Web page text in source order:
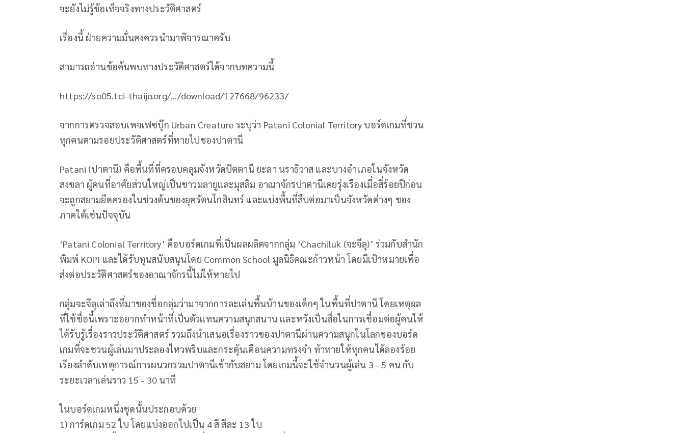
จะยังไม่รู้ข้อเท็จจริงทางประวัติศาสตร์
เรื่องนี้ ฝ่ายความมั่นคงควรนำมาพิจารณาครับ
สามารถอ่านข้อค้นพบทางประวัติศาสตร์ได้จากบทความนี้
https://so05.tci-thaijo.org/.../download/127668/96233/
จากการตรวจสอบเพจเฟซบุ๊ก Urban Creature ระบุว่า Patani Colonial​ Territory บอร์ดเกมที่ชวน
ทุกคนตามรอยประวัติศาสตร์ที่หายไปของปาตานี
Patani (ปาตานี) คือพื้นที่ที่ครอบคลุมจังหวัดปัตตานี ยะลา นราธิวาส และบางอำเภอในจังหวัด
สงขลา ผู้คนที่อาศัยส่วนใหญ่เป็นชาวมลายูและมุสลิม อาณาจักรปาตานีเคยรุ่งเรืองเมื่อสี่ร้อยปีก่อน
จะถูกสยามยึดครองในช่วงต้นของยุครัตนโกสินทร์ และแบ่งพื้นที่สืบต่อมาเป็นจังหวัดต่างๆ ของ
ภาคใต้เช่นปัจจุบัน
‘Patani Colonial​ Territory’ คือบอร์ดเกมที่เป็นผลผลิตจากกลุ่ม ‘Chachiluk​ (จะจีลุ)’ ร่วมกับสำนัก
พิมพ์ KOPI และได้รับทุนสนับสนุนโดย Common School มูลนิธิคณะก้าวหน้า โดยมีเป้าหมายเพื่อ
ส่งต่อประวัติศาสตร์ของอาณาจักรนี้ไม่ให้หายไป
กลุ่มจะจีลุเล่าถึงที่มาของชื่อกลุ่มว่ามาจากการละเล่นพื้นบ้านของเด็กๆ ในพื้นที่ปาตานี โดยเหตุผล
ที่ใช้ชื่อนี้เพราะอยากทำหน้าที่เป็นตัวแทนความสนุกสนาน และหวังเป็นสื่อในการเชื่อมต่อผู้คนให้
ได้รับรู้เรื่องราวประวัติศาสตร์ รวมถึงนำเสนอเรื่องราวของปาตานีผ่านความสนุกในโลกของบอร์ด
เกมที่จะชวนผู้เล่นมาประลองไหวพริบและกระตุ้นเตือนความทรงจำ ​ท้าทายให้ทุกคนได้ลองร้อย
เรียงลำดับเหตุการณ์​การผนวก​รวมปาตานีเข้ากับสยาม โดยเกมนี้จะใช้จำนวนผู้เล่น 3 - 5 คน กับ
ระยะเวลาเล่นราว 15 - 30 นาที
ในบอร์ดเกมหนึ่งชุดนั้นประกอบด้วย
1) การ์ดเกม 52 ใบ โดยแบ่งออกไปเป็น 4 สี สีละ 13 ใบ